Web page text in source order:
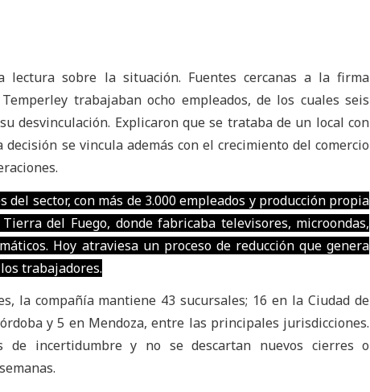
lectura sobre la situación. Fuentes cercanas a la firma
trabajaban ocho empleados, de los cuales seis
desvinculación. Explicaron que se trataba de un local con
se vincula además con el crecimiento del comercio
del sector, con más de 3.000 empleados y producción propia
del Fuego, donde fabricaba televisores, microondas,
Hoy atraviesa un proceso de reducción que genera
trabajadores.
la compañía mantiene 43 sucursales; 16 en la Ciudad de
y 5 en Mendoza, entre las principales jurisdicciones.
incertidumbre y no se descartan nuevos cierres o